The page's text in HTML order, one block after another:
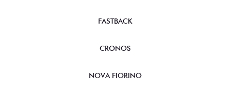
FASTBACK
CRONOS
NOVA FIORINO